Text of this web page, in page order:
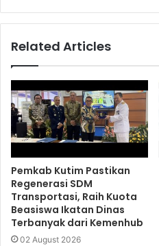
Related Articles
Pemkab Kutim Pastikan
Regenerasi SDM
Transportasi, Raih Kuota
Beasiswa Ikatan Dinas
Terbanyak dari Kemenhub
02 August 2026